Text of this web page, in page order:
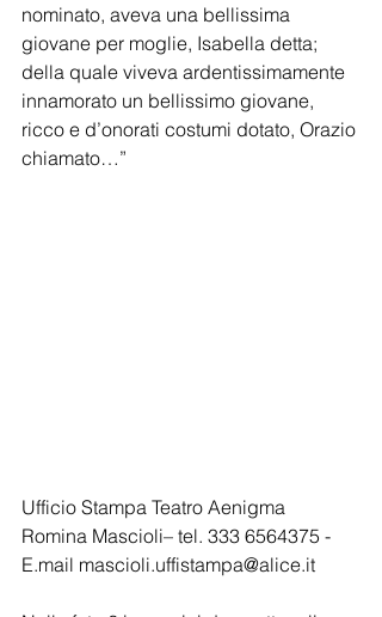
nominato, aveva una bellissima
giovane per moglie, Isabella detta;
della quale viveva ardentissimamente
innamorato un bellissimo giovane,
ricco e d’onorati costumi dotato, Orazio
chiamato…”
Ufficio Stampa Teatro Aenigma
Romina Mascioli– tel. 333 6564375 -
E.mail mascioli.uffistampa@alice.it